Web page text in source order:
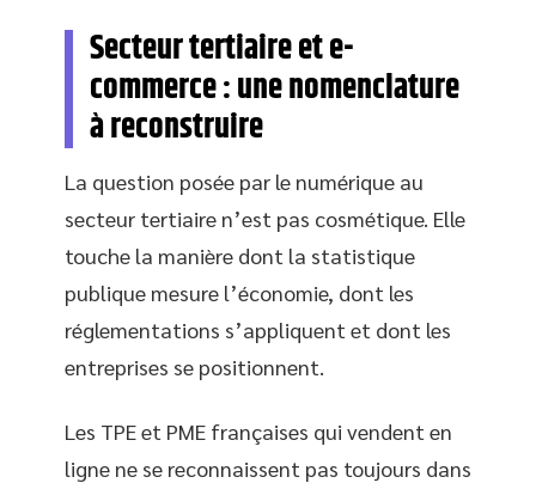
Secteur tertiaire et e-
commerce : une nomenclature
à reconstruire
La question posée par le numérique au
secteur tertiaire n’est pas cosmétique. Elle
touche la manière dont la statistique
publique mesure l’économie, dont les
réglementations s’appliquent et dont les
entreprises se positionnent.
Les TPE et PME françaises qui vendent en
ligne ne se reconnaissent pas toujours dans